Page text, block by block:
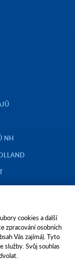
NH
a. s., se sídlem v
00544957,
oddíl B, vložka 138.
cookies a další
zpracování osobních
Vás zajímá). Tyto
služby. Svůj souhlas